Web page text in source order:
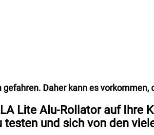
Daher kann es
Lite Alu-Rollator auf Ihre
und sich von den